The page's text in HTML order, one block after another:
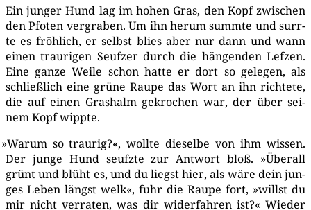
Ein jun­ger Hund lag im hohen Gras, den Kopf zwi­schen
den Pfo­ten ver­gra­ben. Um ihn her­um summ­te und surr­
te es fröh­lich, er selbst blies aber nur dann und wann
einen trau­ri­gen Seuf­zer durch die hän­gen­den Lef­zen.
Eine gan­ze Wei­le schon hat­te er dort so gele­gen, als
schließ­lich eine grü­ne Rau­pe das Wort an ihn rich­te­te,
die auf einen Gras­halm gekro­chen war, der über sei­
nem Kopf wippte.
»War­um so trau­rig?«, woll­te die­sel­be von ihm wis­sen.
Der jun­ge Hund seufz­te zur Ant­wort bloß. »Über­all
grünt und blüht es, und du liegst hier, als wäre dein jun­
ges Leben längst welk«, fuhr die Rau­pe fort, »willst du
mir nicht ver­ra­ten, was dir wider­fah­ren ist?« Wie­der